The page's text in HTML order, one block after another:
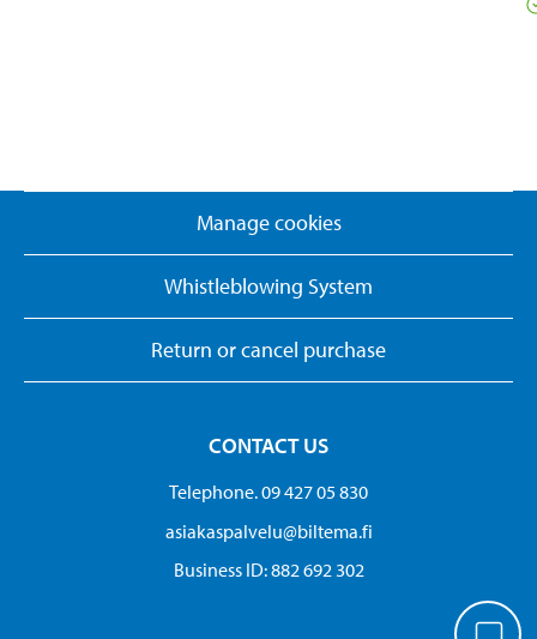
Manage cookies
Whistleblowing System
Return or cancel purchase
CONTACT US
Telephone. 09 427 05 830
asiakaspalvelu@biltema.fi
Business ID:​ 882 692 302